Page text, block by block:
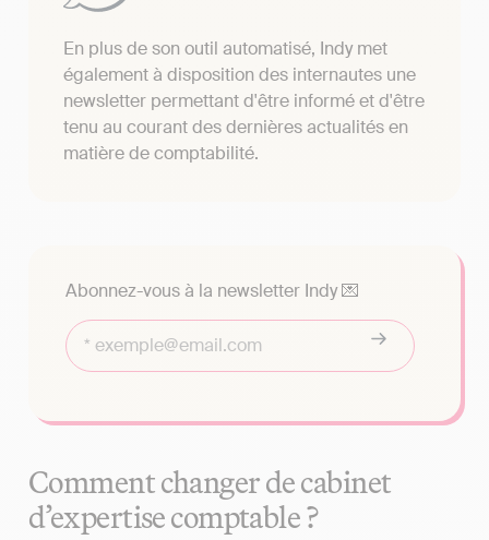
En plus de son outil automatisé, Indy met
également à disposition des internautes une
newsletter permettant d'être informé et d'être
tenu au courant des dernières actualités en
matière de comptabilité.
Abonnez-vous à la newsletter Indy 💌
Comment changer de cabinet
d’expertise comptable ?